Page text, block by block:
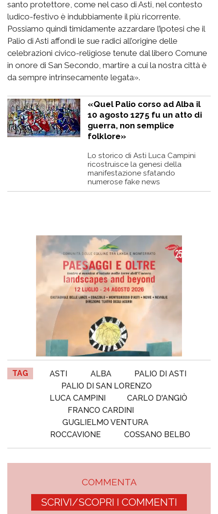
santo protettore, come nel caso di Asti, nel contesto
ludico-festivo è indubbiamente il più ricorrente.
Possiamo quindi timidamente azzardare l’ipotesi che il
Palio di Asti affondi le sue radici all’origine delle
celebrazioni civico-religiose tenute dal libero Comune
in onore di San Secondo, martire a cui la nostra città è
da sempre intrinsecamente legata».
«Quel Palio corso ad Alba il
10 agosto 1275 fu un atto di
guerra, non semplice
folklore»
Lo storico di Asti Luca Campini
ricostruisce la genesi della
manifestazione sfatando
numerose fake news
TAG ASTI ALBA
PALIO DI ASTI
PALIO DI SAN LORENZO
LUCA CAMPINI
CARLO D'ANGIÒ
FRANCO CARDINI
GUGLIELMO VENTURA
ROCCAVIONE
COSSANO BELBO
COMMENTA
SCRIVI/SCOPRI I COMMENTI